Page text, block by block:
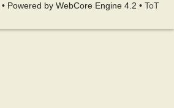
• Powered by WebCore Engine 4.2 • ToT